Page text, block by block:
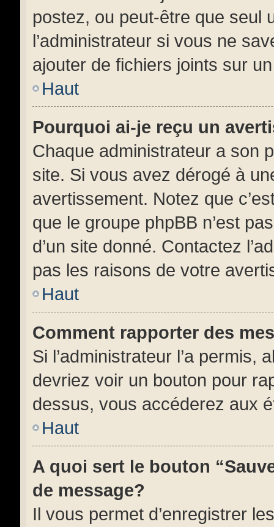
postez, ou peut-être que seul
l’administrateur si vous ne
ajouter de fichiers joints sur
Haut
Pourquoi ai-je reçu un
Chaque administrateur a son
site. Si vous avez dérogé à
avertissement. Notez que
que le groupe phpBB n’est
d’un site donné. Contactez
pas les raisons de votre
Haut
Comment rapporter des
Si l’administrateur l’a
devriez voir un bouton pour
dessus, vous accéderez aux
Haut
A quoi sert le bouton
de message?
Il vous permet d’enregistrer